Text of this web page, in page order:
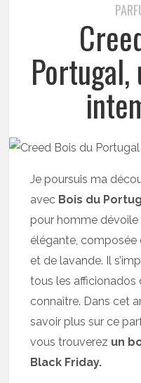
Portugal,
Je poursuis ma
avec Bois du
pour homme
élégante, composée
et de lavande. Il
tous les
connaître. Dans cet
savoir plus sur ce
vous trouverez un
Black Friday.